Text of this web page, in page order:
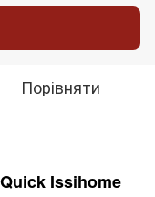
Порівняти
Quick Issihome